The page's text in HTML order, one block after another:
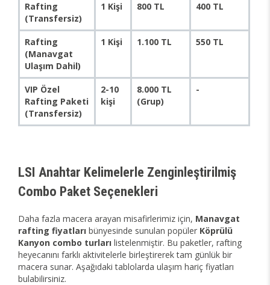
Rafting
(Transfersiz)
1 Kişi 800 TL 400 TL
Rafting
(Manavgat
Ulaşım Dahil)
1 Kişi 1.100 TL 550 TL
VIP Özel
Rafting Paketi
(Transfersiz)
2-10
kişi
8.000 TL
(Grup)
-
LSI Anahtar Kelimelerle Zenginleştirilmiş
Combo Paket Seçenekleri
Daha fazla macera arayan misafirlerimiz için, Manavgat
rafting fiyatları bünyesinde sunulan popüler Köprülü
Kanyon combo turları listelenmiştir. Bu paketler, rafting
heyecanını farklı aktivitelerle birleştirerek tam günlük bir
macera sunar. Aşağıdaki tablolarda ulaşım hariç fiyatları
bulabilirsiniz.